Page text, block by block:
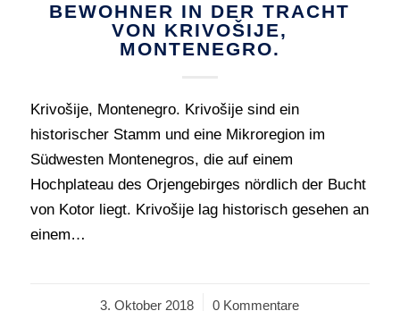
BEWOHNER IN DER TRACHT
VON KRIVOŠIJE,
MONTENEGRO.
Krivošije, Montenegro. Krivošije sind ein
historischer Stamm und eine Mikroregion im
Südwesten Montenegros, die auf einem
Hochplateau des Orjengebirges nördlich der Bucht
von Kotor liegt. Krivošije lag historisch gesehen an
einem…
3. Oktober 2018
/ 0 Kommentare